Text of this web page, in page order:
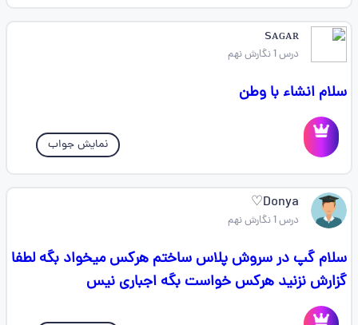
ꜱᴀɢᴀʀ
درس 1 نگارش نهم
سلام انشاء با وطن
نمایش جواب
Donya♡
درس 1 نگارش نهم
سلام گپ در سروش پلاس ساختم هرکس میخواد بگه لطفا
گزارش نزنید هرکس خواست بگه اجباری نیس